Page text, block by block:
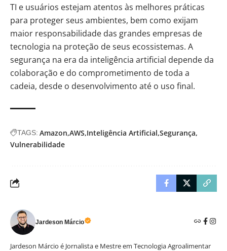
TI e usuários estejam atentos às melhores práticas
para proteger seus ambientes, bem como exijam
maior responsabilidade das grandes empresas de
tecnologia na proteção de seus ecossistemas. A
segurança na era da inteligência artificial depende da
colaboração e do comprometimento de toda a
cadeia, desde o desenvolvimento até o uso final.
TAGS: Amazon AWS Inteligência Artificial Segurança
Vulnerabilidade
Jardeson Márcio
Jardeson Márcio é Jornalista e Mestre em Tecnologia Agroalimentar